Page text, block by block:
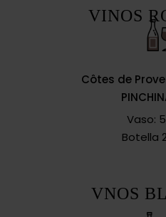
VINOS
Côtes de
Vaso:
Botella
VNOS